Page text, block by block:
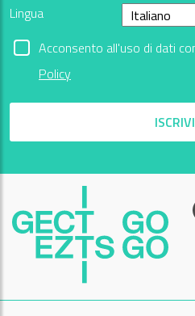
Lingua
Acconsento all'uso di dati
Policy